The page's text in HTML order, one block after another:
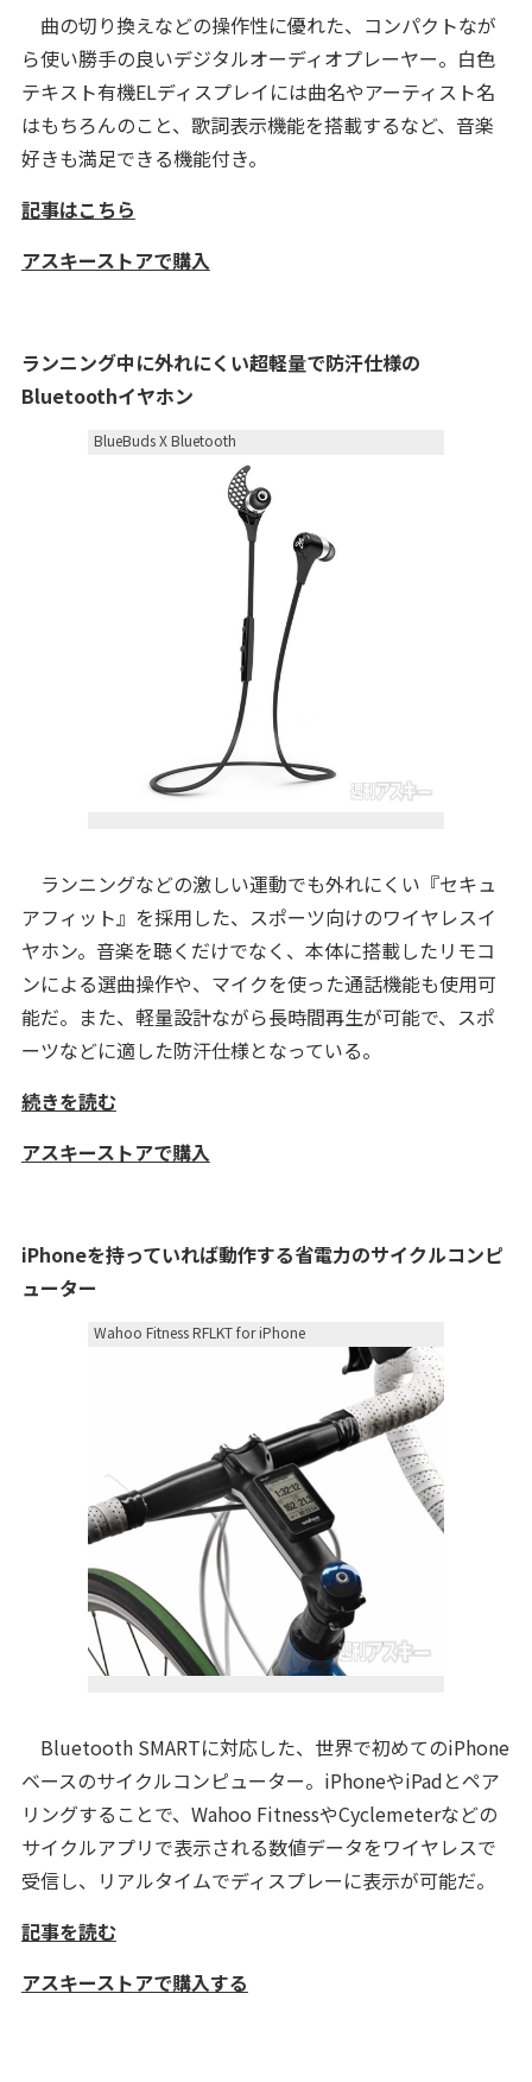
曲の切り換えなどの操作性に優れた、コンパクトなが
ら使い勝手の良いデジタルオーディオプレーヤー。白色
テキスト有機ELディスプレイには曲名やアーティスト名
はもちろんのこと、歌詞表示機能を搭載するなど、音楽
好きも満足できる機能付き。
記事はこちら
アスキーストアで購入
ランニング中に外れにくい超軽量で防汗仕様の
Bluetoothイヤホン
BlueBuds X Bluetooth
ランニングなどの激しい運動でも外れにくい『セキュ
アフィット』を採用した、スポーツ向けのワイヤレスイ
ヤホン。音楽を聴くだけでなく、本体に搭載したリモコ
ンによる選曲操作や、マイクを使った通話機能も使用可
能だ。また、軽量設計ながら長時間再生が可能で、スポ
ーツなどに適した防汗仕様となっている。
続きを読む
アスキーストアで購入
iPhoneを持っていれば動作する省電力のサイクルコンピ
ューター
Wahoo Fitness RFLKT for iPhone
Bluetooth SMARTに対応した、世界で初めてのiPhone
ベースのサイクルコンピューター。iPhoneやiPadとペア
リングすることで、Wahoo FitnessやCyclemeterなどの
サイクルアプリで表示される数値データをワイヤレスで
受信し、リアルタイムでディスプレーに表示が可能だ。
記事を読む
アスキーストアで購入する